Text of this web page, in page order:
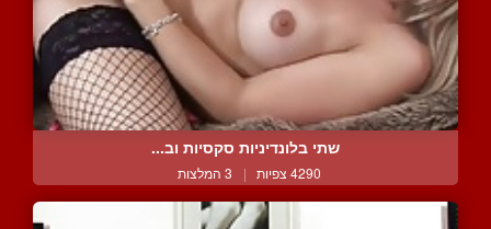
שתי בלונדיניות סקסיות וב...
4290 צפיות | 3 המלצות